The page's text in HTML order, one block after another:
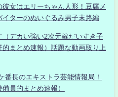
女はエリーちゃん人形！豆腐メ
ターのぬいぐるみ男子末路編
デカい強い2次元嫁だいすき子
まとめ速報）話題な動画取り上
番長のエキストラ芸能情報局！
員的まとめ速報）